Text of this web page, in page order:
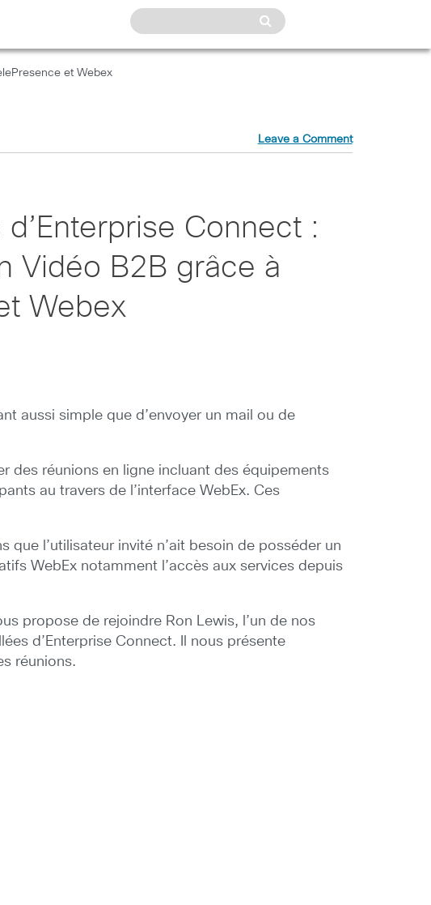
et Webex
Leave a Comment
Connect :
Vidéo B2B grâce à
Webex
aussi simple que d’envoyer un mail ou de
des réunions en ligne incluant des équipements
au travers de l’interface WebEx. Ces
l’utilisateur invité n’ait besoin de posséder un
WebEx notamment l’accès aux services depuis
propose de rejoindre Ron Lewis, l’un de nos
d’Enterprise Connect. Il nous présente
réunions.